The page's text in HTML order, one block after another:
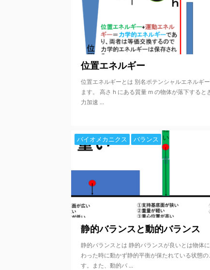
位置エネルギー
位置エネルギーとは 別名ポテンシャルエネルギ
ます。 高さ h にある質量 m の物体が落下すると
力加速 ...
バイオメカニクス バランス
静的バランスと動的バランス
静的バランスとは 静的バランスが良いとは物体
わった時に動かず静的平衡が保たれている状態の
す。また、動的バ ...